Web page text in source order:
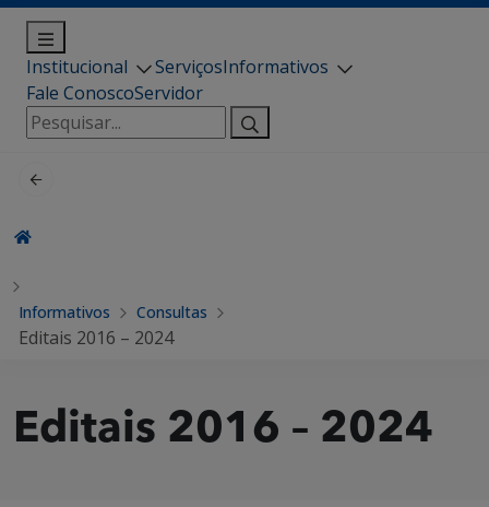
Institucional ServiçosInformativos
Fale ConoscoServidor
Pesquisar
por:
Informativos Consultas
Editais 2016 – 2024
Editais 2016 – 2024